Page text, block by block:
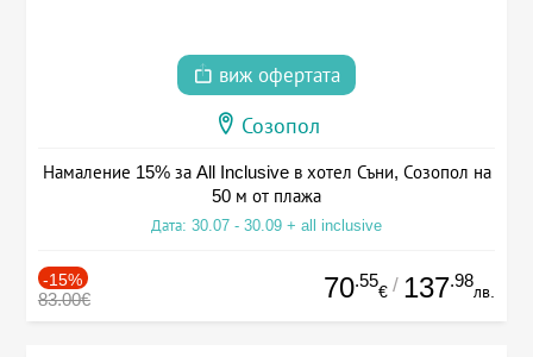
виж офертата
Созопол
Намаление 15% за All Inclusive в хотел Съни, Созопол на
50 м от плажа
Дата: 30.07 - 30.09 + all inclusive
-15%
83.00€ 70.55
€ / 137.98
лв.